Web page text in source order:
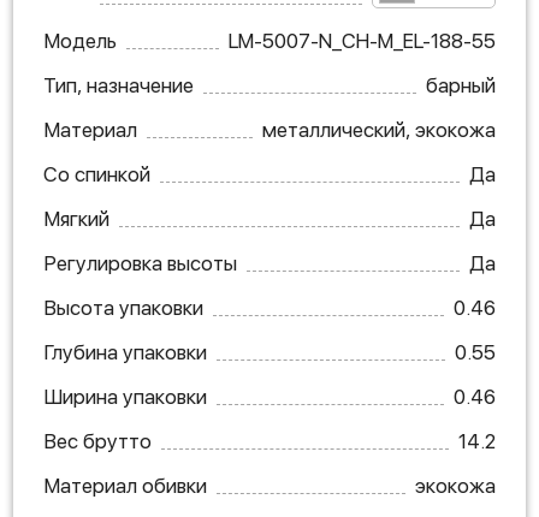
Модель
LM-5007-N_CH-M_EL-188-55
Тип, назначение
барный
Материал
металлический, экокожа
Со спинкой
Да
Мягкий
Да
Регулировка высоты
Да
Высота упаковки
0.46
Глубина упаковки
0.55
Ширина упаковки
0.46
Вес брутто
14.2
Материал обивки
экокожа